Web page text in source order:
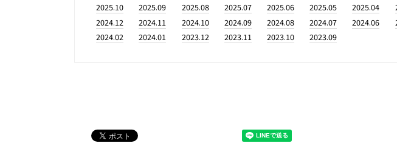
2025.10
2025.09 2025.08 2025.07 2025.06 2025.05 2025.04
2024.12
2024.11 2024.10 2024.09 2024.08 2024.07 2024.06
2024.02
2024.01 2023.12 2023.11 2023.10 2023.09